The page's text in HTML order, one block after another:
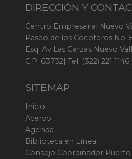
DIRECCIÓN Y
Centro Empresarial Nuevo
Paseo de los Cocoteros No.
Esq. Av Las Garzas Nuevo
C.P. 63732| Tel. (322) 221 1146
SITEMAP
Inicio
Acervo
Agenda
Biblioteca en Línea
Consejo Coordinador Puerto